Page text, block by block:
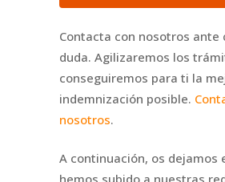
Contacta con nosotros ante
duda. Agilizaremos los
conseguiremos para ti la
indemnización posible.
nosotros.
A continuación, os dejamos